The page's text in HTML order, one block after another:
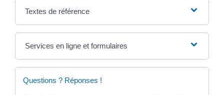
Textes de référence
Services en ligne et formulaires
Questions ? Réponses !